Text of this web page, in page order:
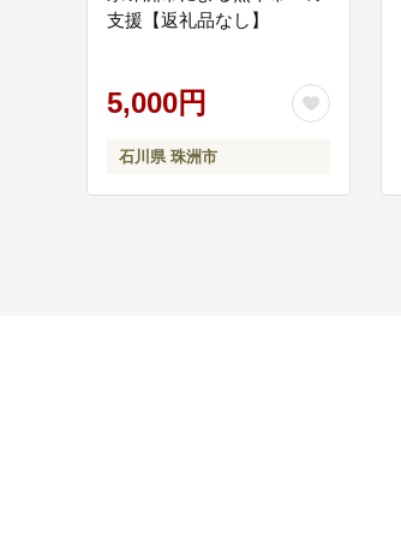
支援【返礼品なし】
5,000円
石川県 珠洲市